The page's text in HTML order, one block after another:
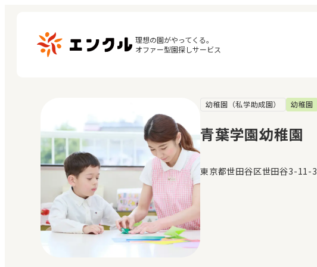
理想の園がやってくる。
オファー型園探しサービス
保育園・幼稚園を探す
地図から探す
地域から探す
マイページ
閲覧履歴
お気に入り
幼稚園（私学助成園） 幼稚園
青葉学園幼稚園
東京都世田谷区世田谷3-11-3